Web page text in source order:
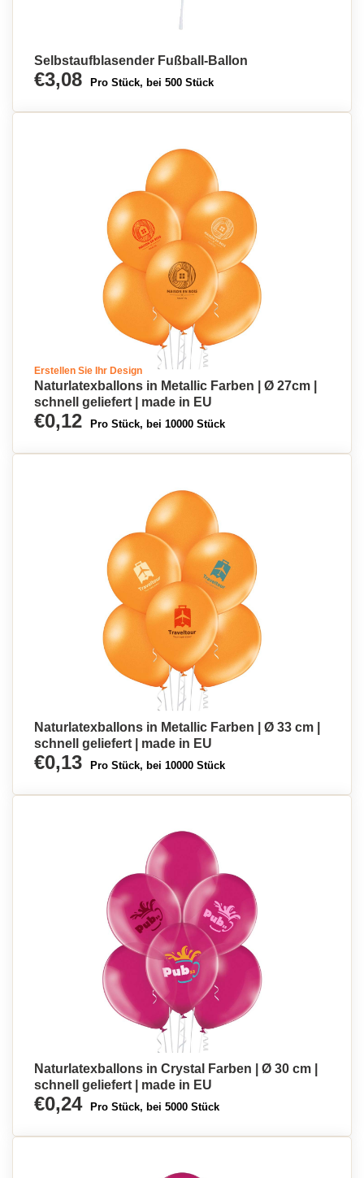
Selbstaufblasender Fußball-Ballon
€3,08 Pro Stück, bei 500 Stück
Erstellen Sie Ihr Design
Naturlatexballons in Metallic Farben | Ø 27cm |
schnell geliefert | made in EU
€0,12 Pro Stück, bei 10000 Stück
Naturlatexballons in Metallic Farben | Ø 33 cm |
schnell geliefert | made in EU
€0,13 Pro Stück, bei 10000 Stück
Naturlatexballons in Crystal Farben | Ø 30 cm |
schnell geliefert | made in EU
€0,24 Pro Stück, bei 5000 Stück